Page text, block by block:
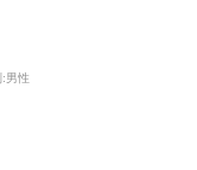
:男性